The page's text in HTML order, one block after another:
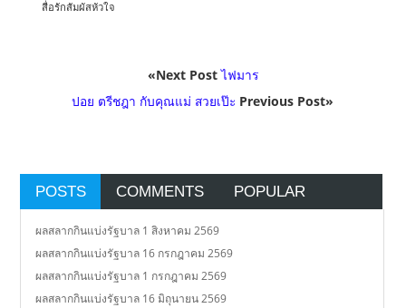
สื่อรักสัมผัสหัวใจ
«Next Postไฟมาร
ปอย ตรีชฎา กับคุณแม่ สวยเป๊ะ Previous Post»
POSTS COMMENTS POPULAR
ผลสลากกินแบ่งรัฐบาล 1 สิงหาคม 2569
ผลสลากกินแบ่งรัฐบาล 16 กรกฎาคม 2569
ผลสลากกินแบ่งรัฐบาล 1 กรกฎาคม 2569
ผลสลากกินแบ่งรัฐบาล 16 มิถุนายน 2569